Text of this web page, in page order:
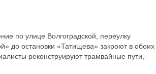
по улице Волгоградской, переулку
до остановки «Татищева» закроют в обоих
реконструируют трамвайные пути,-